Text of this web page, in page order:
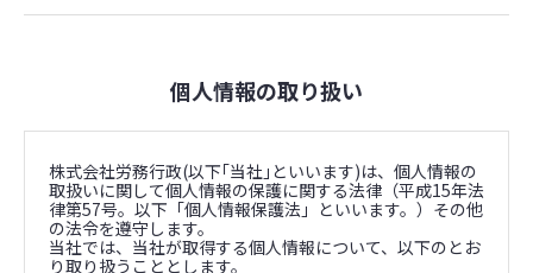
個人情報の取り扱い
株式会社労務行政(以下｢当社｣といいます)は、個人情報の
取扱いに関して個人情報の保護に関する法律（平成15年法
律第57号。以下「個人情報保護法」といいます。）その他
の法令を遵守します。
当社では、当社が取得する個人情報について、以下のとお
り取り扱うこととします。